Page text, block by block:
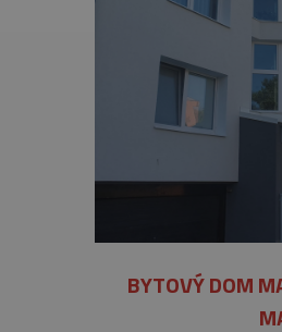
BYTOVÝ DOM